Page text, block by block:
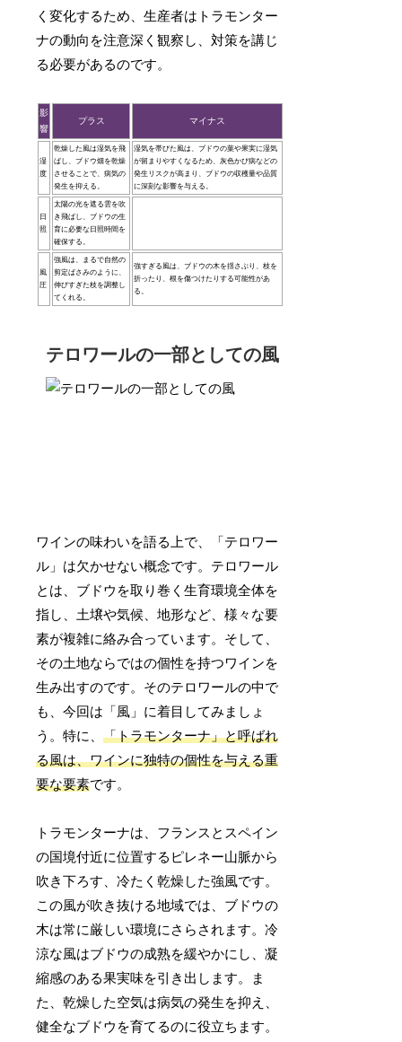
く変化するため、生産者はトラモンター
ナの動向を注意深く観察し、対策を講じ
る必要があるのです。
影
響
プラス マイナス
湿
度
乾燥した風は湿気を飛
ばし、ブドウ畑を乾燥
させることで、病気の
発生を抑える。
湿気を帯びた風は、ブドウの葉や果実に湿気
が留まりやすくなるため、灰色かび病などの
発生リスクが高まり、ブドウの収穫量や品質
に深刻な影響を与える。
日
照
太陽の光を遮る雲を吹
き飛ばし、ブドウの生
育に必要な日照時間を
確保する。
風
圧
強風は、まるで自然の
剪定ばさみのように、
伸びすぎた枝を調整し
てくれる。
強すぎる風は、ブドウの木を揺さぶり、枝を
折ったり、根を傷つけたりする可能性があ
る。
テロワールの一部としての風
ワインの味わいを語る上で、「テロワー
ル」は欠かせない概念です。テロワール
とは、ブドウを取り巻く生育環境全体を
指し、土壌や気候、地形など、様々な要
素が複雑に絡み合っています。そして、
その土地ならではの個性を持つワインを
生み出すのです。そのテロワールの中で
も、今回は「風」に着目してみましょ
う。特に、「トラモンターナ」と呼ばれ
る風は、ワインに独特の個性を与える重
要な要素です。
トラモンターナは、フランスとスペイン
の国境付近に位置するピレネー山脈から
吹き下ろす、冷たく乾燥した強風です。
この風が吹き抜ける地域では、ブドウの
木は常に厳しい環境にさらされます。冷
涼な風はブドウの成熟を緩やかにし、凝
縮感のある果実味を引き出します。ま
た、乾燥した空気は病気の発生を抑え、
健全なブドウを育てるのに役立ちます。